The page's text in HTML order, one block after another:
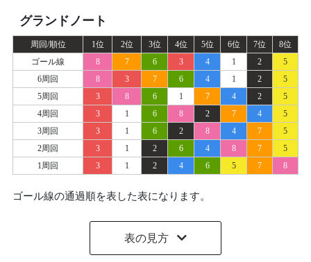
グランドノート
周回/順位 1位 2位 3位 4位 5位 6位 7位
8位
ゴール線
8 7 6 3 4 1 2
5
6周回
8 3 7 6 4 1 2
5
5周回
3 8 6 1 7 4 2
5
4周回
3 1 6 8 2 7 4
5
3周回
3 1 6 2 8 4 7
5
2周回
3 1 2 6 4 8 7
5
1周回
3 1 2 4 6 5 7 8
ゴール線の通過順を表した表になります。
表の見方